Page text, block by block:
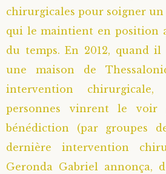
chirurgicales pour soigner un
qui le maintient en position
du temps. En 2012, quand il
une maison de
intervention
personnes vinrent le voir
bénédiction (par groupes
dernière intervention
Geronda Gabriel annonça,